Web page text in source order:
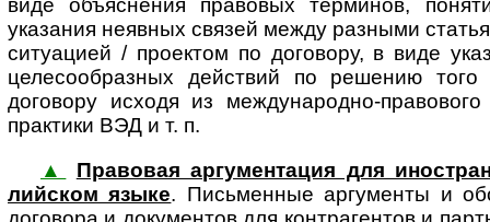
виде объяснения правовых терминов,
указания неявных связей между разными
ситуацией / проектом по договору, в виде
целесообразных действий по решению
договору исходя из международно-
практики ВЭД и т. п.
▲
Правовая аргументация для
лий­ском язы­ке. Пись­мен­ные ар­гу­мен­ты и